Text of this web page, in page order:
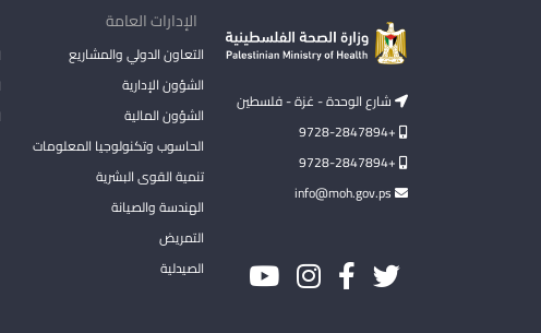
شارع الوحدة - غزة - فلسطين
+9728-2847894
+9728-2847894
الإدارات العامة
التعاون الدولي والمشاريع
الشؤون الإدارية
الشؤون المالية
الحاسوب وتكنولوجيا المعلومات
تنمية القوى البشرية
الهندسة والصيانة
التمريض
الصيدلية